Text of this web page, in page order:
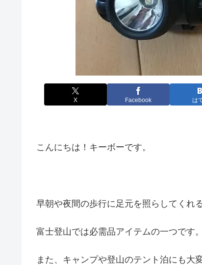
X Facebook は
こんにちは！キーボーです。
早朝や夜間の歩行に足元を照らしてくれ
富士登山では必需品アイテムの一つです。
また、キャンプや登山のテント泊にも大